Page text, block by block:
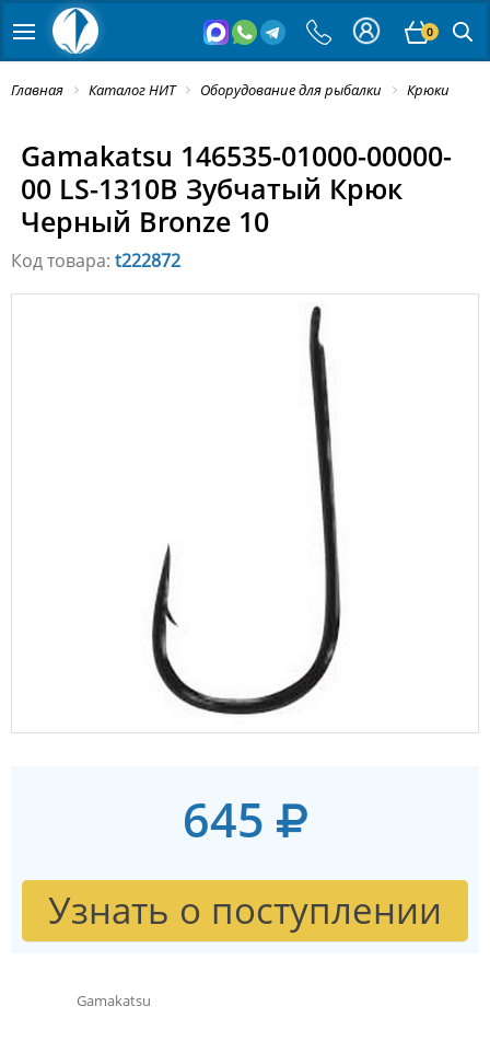
0
Главная Каталог НИТ Оборудование для рыбалки Крюки
Gamakatsu 146535-01000-00000-
00 LS-1310B Зубчатый Крюк
Черный Bronze 10
Код товара: t222872
645
Узнать о поступлении
Gamakatsu